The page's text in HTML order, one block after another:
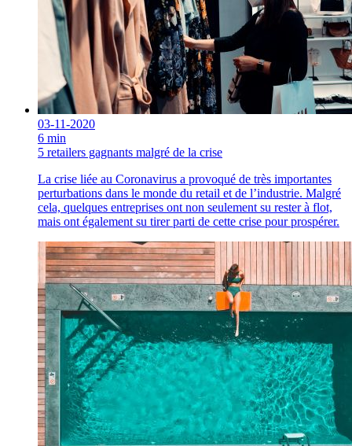
03-11-2020
6 min
5 retailers gagnants malgré de la crise
La crise liée au Coronavirus a provoqué de très importantes
perturbations dans le monde du retail et de l’industrie. Malgré
cela, quelques entreprises ont non seulement su rester à flot,
mais ont également su tirer parti de cette crise pour prospérer.